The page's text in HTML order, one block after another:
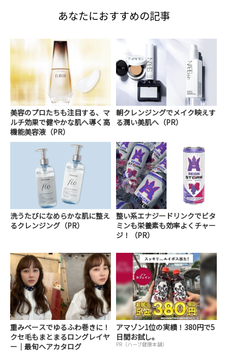
あなたにおすすめの記事
美容のプロたちも注目する、マ
ルチ効果で健やかな肌へ導く高
機能美容液（PR）
朝クレンジングでメイク映えす
る潤い美肌へ（PR）
洗うたびになめらかな肌に整え
るクレンジング（PR）
整い系エナジードリンクでビタ
ミンも栄養素も効率よくチャー
ジ！（PR）
重みベースでゆるふわ巻きに！
クセ毛もまとまるロングレイヤ
ー｜最旬ヘアカタログ
アマゾン1位の実績！380円で5
日間お試し。
PR（ハーブ健康本舗）